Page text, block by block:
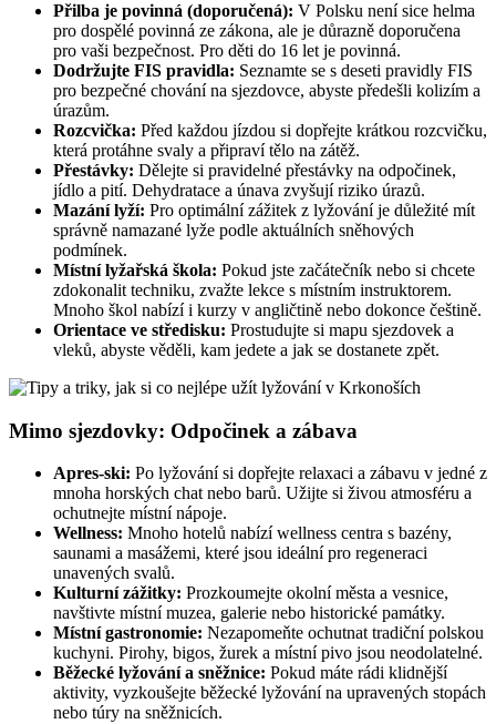
Přilba je povinná (doporučená): V Polsku není sice helma
pro dospělé povinná ze zákona, ale je důrazně doporučena
pro vaši bezpečnost. Pro děti do 16 let je povinná.
Dodržujte FIS pravidla: Seznamte se s deseti pravidly FIS
pro bezpečné chování na sjezdovce, abyste předešli kolizím a
úrazům.
Rozcvička: Před každou jízdou si dopřejte krátkou rozcvičku,
která protáhne svaly a připraví tělo na zátěž.
Přestávky: Dělejte si pravidelné přestávky na odpočinek,
jídlo a pití. Dehydratace a únava zvyšují riziko úrazů.
Mazání lyží: Pro optimální zážitek z lyžování je důležité mít
správně namazané lyže podle aktuálních sněhových
podmínek.
Místní lyžařská škola: Pokud jste začátečník nebo si chcete
zdokonalit techniku, zvažte lekce s místním instruktorem.
Mnoho škol nabízí i kurzy v angličtině nebo dokonce češtině.
Orientace ve středisku: Prostudujte si mapu sjezdovek a
vleků, abyste věděli, kam jedete a jak se dostanete zpět.
Mimo sjezdovky: Odpočinek a zábava
Apres-ski: Po lyžování si dopřejte relaxaci a zábavu v jedné z
mnoha horských chat nebo barů. Užijte si živou atmosféru a
ochutnejte místní nápoje.
Wellness: Mnoho hotelů nabízí wellness centra s bazény,
saunami a masážemi, které jsou ideální pro regeneraci
unavených svalů.
Kulturní zážitky: Prozkoumejte okolní města a vesnice,
navštivte místní muzea, galerie nebo historické památky.
Místní gastronomie: Nezapomeňte ochutnat tradiční polskou
kuchyni. Pirohy, bigos, žurek a místní pivo jsou neodolatelné.
Běžecké lyžování a sněžnice: Pokud máte rádi klidnější
aktivity, vyzkoušejte běžecké lyžování na upravených stopách
nebo túry na sněžnicích.